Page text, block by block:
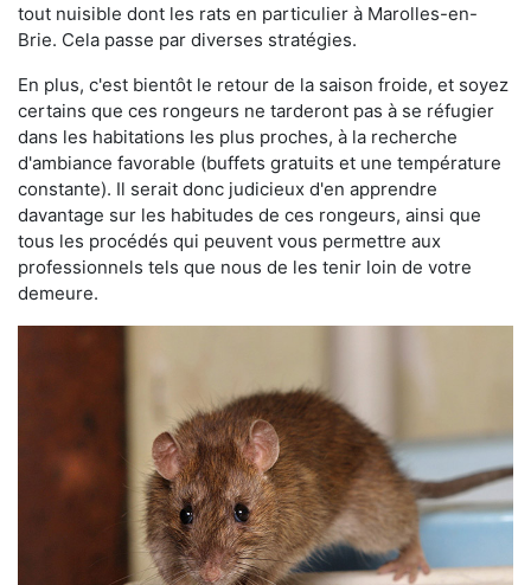
tout nuisible dont les rats en particulier à Marolles-en-
Brie. Cela passe par diverses stratégies.
En plus, c'est bientôt le retour de la saison froide, et soyez
certains que ces rongeurs ne tarderont pas à se réfugier
dans les habitations les plus proches, à la recherche
d'ambiance favorable (buffets gratuits et une température
constante). Il serait donc judicieux d'en apprendre
davantage sur les habitudes de ces rongeurs, ainsi que
tous les procédés qui peuvent vous permettre aux
professionnels tels que nous de les tenir loin de votre
demeure.